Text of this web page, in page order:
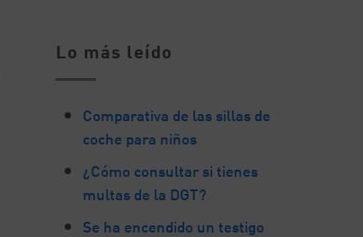
Lo más leído
Comparativa de las sillas de
coche para niños
¿Cómo consultar si tienes
multas de la DGT?
Se ha encendido un testigo